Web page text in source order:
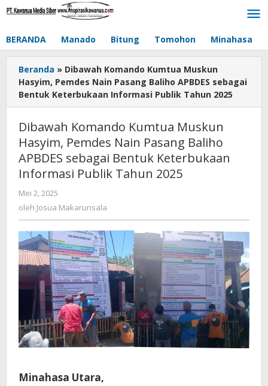
Lewati
BERANDA Manado Bitung Tomohon Minahasa
Beranda » Dibawah Komando Kumtua Muskun
Hasyim, Pemdes Nain Pasang Baliho APBDES sebagai
Bentuk Keterbukaan Informasi Publik Tahun 2025
Dibawah Komando Kumtua Muskun
Hasyim, Pemdes Nain Pasang Baliho
APBDES sebagai Bentuk Keterbukaan
Informasi Publik Tahun 2025
Mei 2, 2025
Josua
oleh Josua Makarunsala
Minahasa Utara,